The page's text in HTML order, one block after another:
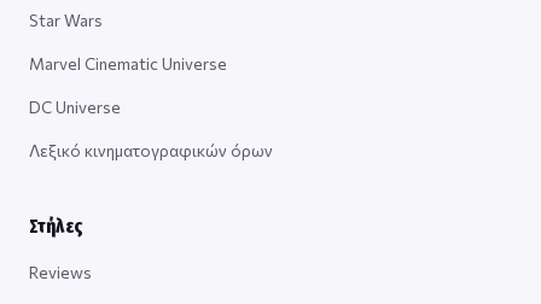
Star Wars
Marvel Cinematic Universe
DC Universe
Λεξικό κινηματογραφικών όρων
Στήλες
Reviews